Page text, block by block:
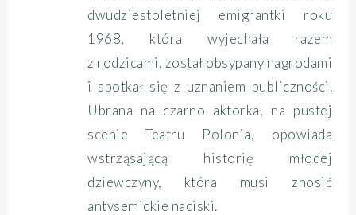
dwudziestoletniej emigrantki roku
1968, która wyjechała razem
z rodzicami, został obsypany nagrodami
i spotkał się z uznaniem publiczności.
Ubrana na czarno aktorka, na pustej
scenie Teatru Polonia, opowiada
wstrząsającą historię młodej
dziewczyny, która musi znosić
antysemickie naciski.